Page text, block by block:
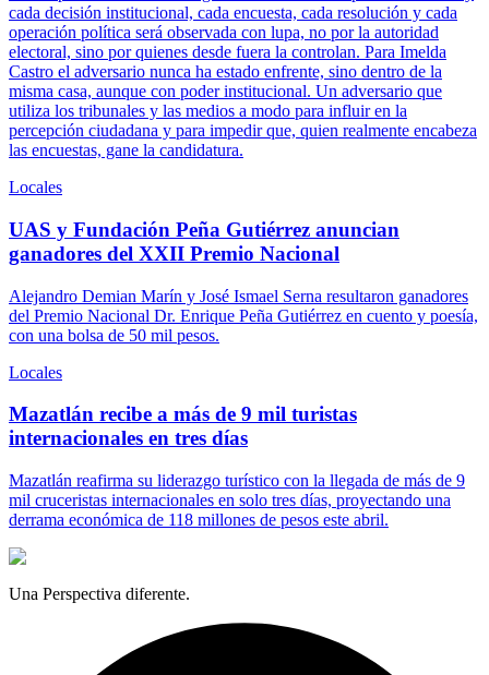
cada decisión institucional, cada encuesta, cada resolución y cada
operación política será observada con lupa, no por la autoridad
electoral, sino por quienes desde fuera la controlan. Para Imelda
Castro el adversario nunca ha estado enfrente, sino dentro de la
misma casa, aunque con poder institucional. Un adversario que
utiliza los tribunales y las medios a modo para influir en la
percepción ciudadana y para impedir que, quien realmente encabeza
las encuestas, gane la candidatura.
Locales
UAS y Fundación Peña Gutiérrez anuncian
ganadores del XXII Premio Nacional
Alejandro Demian Marín y José Ismael Serna resultaron ganadores
del Premio Nacional Dr. Enrique Peña Gutiérrez en cuento y poesía,
con una bolsa de 50 mil pesos.
Locales
Mazatlán recibe a más de 9 mil turistas
internacionales en tres días
Mazatlán reafirma su liderazgo turístico con la llegada de más de 9
mil cruceristas internacionales en solo tres días, proyectando una
derrama económica de 118 millones de pesos este abril.
Una Perspectiva diferente.